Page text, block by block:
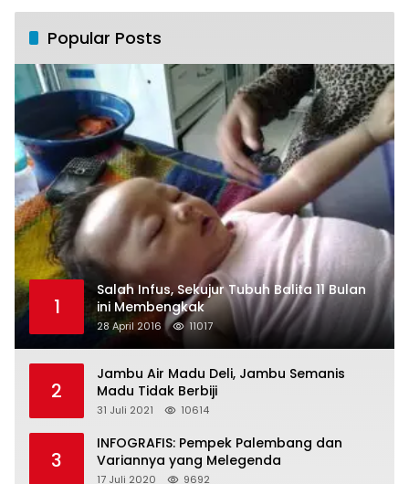
Popular Posts
1
Salah Infus, Sekujur Tubuh Balita 11 Bulan
ini Membengkak
28 April 2016 11017
2
Jambu Air Madu Deli, Jambu Semanis
Madu Tidak Berbiji
31 Juli 2021 10614
3
INFOGRAFIS: Pempek Palembang dan
Variannya yang Melegenda
17 Juli 2020 9692